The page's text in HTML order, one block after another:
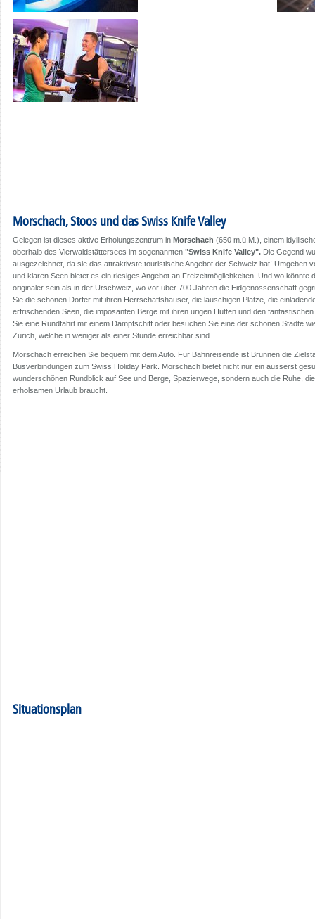
Morschach, Stoos und das Swiss Knife Valley
Gelegen ist dieses aktive Erholungszentrum in Morschach (650 m.ü.M.), einem
oberhalb des Vierwaldstättersees im sogenannten "Swiss Knife Valley". Die Gegend
ausgezeichnet, da sie das attraktivste touristische Angebot der Schweiz hat! Umgeben
und klaren Seen bietet es ein riesiges Angebot an Freizeitmöglichkeiten. Und wo könnte
originaler sein als in der Urschweiz, wo vor über 700 Jahren die Eidgenossenschaft
Sie die schönen Dörfer mit ihren Herrschaftshäuser, die lauschigen Plätze, die
erfrischenden Seen, die imposanten Berge mit ihren urigen Hütten und den
Sie eine Rundfahrt mit einem Dampfschiff oder besuchen Sie eine der schönen Städte
Zürich, welche in weniger als einer Stunde erreichbar sind.
Morschach erreichen Sie bequem mit dem Auto. Für Bahnreisende ist Brunnen die
Busverbindungen zum Swiss Holiday Park. Morschach bietet nicht nur ein äusserst
wunderschönen Rundblick auf See und Berge, Spazierwege, sondern auch die Ruhe,
erholsamen Urlaub braucht.
Situationsplan